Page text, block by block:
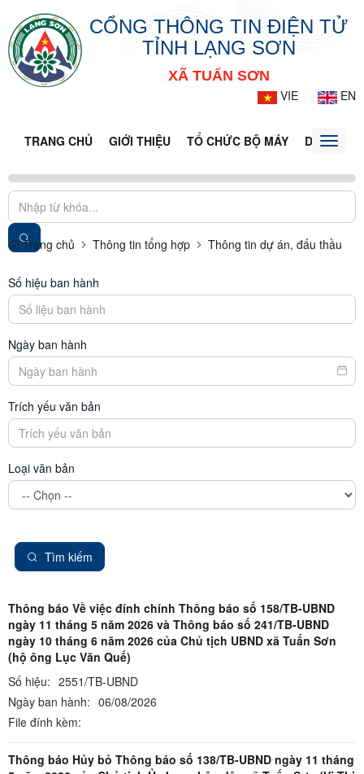
CỔNG THÔNG TIN ĐIỆN TỬ
TỈNH LẠNG SƠN
XÃ TUẤN SƠN
VIE
EN
TRANG CHỦ GIỚI THIỆU TỔ CHỨC BỘ MÁY DOANH
Toggle
Trang chủ Thông tin tổng hợp Thông tin dự án, đấu thầu
Số hiệu ban hành
Ngày ban hành
Trích yếu văn bản
Loại văn bản
Tìm kiếm
Thông báo Về việc đính chính Thông báo số 158/TB-UBND
ngày 11 tháng 5 năm 2026 và Thông báo số 241/TB-UBND
ngày 10 tháng 6 năm 2026 của Chủ tịch UBND xã Tuấn Sơn
(hộ ông Lục Văn Quế)
Số hiệu: 2551/TB-UBND
Ngày ban hành: 06/08/2026
File đính kèm:
Thông báo Hủy bỏ Thông báo số 138/TB-UBND ngày 11 tháng